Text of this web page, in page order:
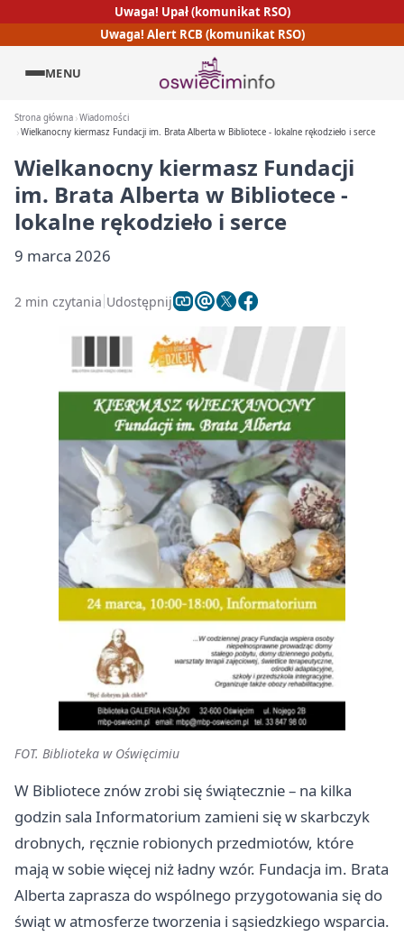
Uwaga! Upał (komunikat RSO)
Uwaga! Alert RCB (komunikat RSO)
MENU
Strona główna Wiadomości
Wielkanocny kiermasz Fundacji im. Brata Alberta w Bibliotece - lokalne rękodzieło i serce
Wielkanocny kiermasz Fundacji
im. Brata Alberta w Bibliotece -
lokalne rękodzieło i serce
9 marca 2026
2 min czytania Udostępnij
FOT. Biblioteka w Oświęcimiu
W Bibliotece znów zrobi się świątecznie – na kilka
godzin sala Informatorium zamieni się w skarbczyk
drobnych, ręcznie robionych przedmiotów, które
mają w sobie więcej niż ładny wzór. Fundacja im. Brata
Alberta zaprasza do wspólnego przygotowania się do
świąt w atmosferze tworzenia i sąsiedzkiego wsparcia.